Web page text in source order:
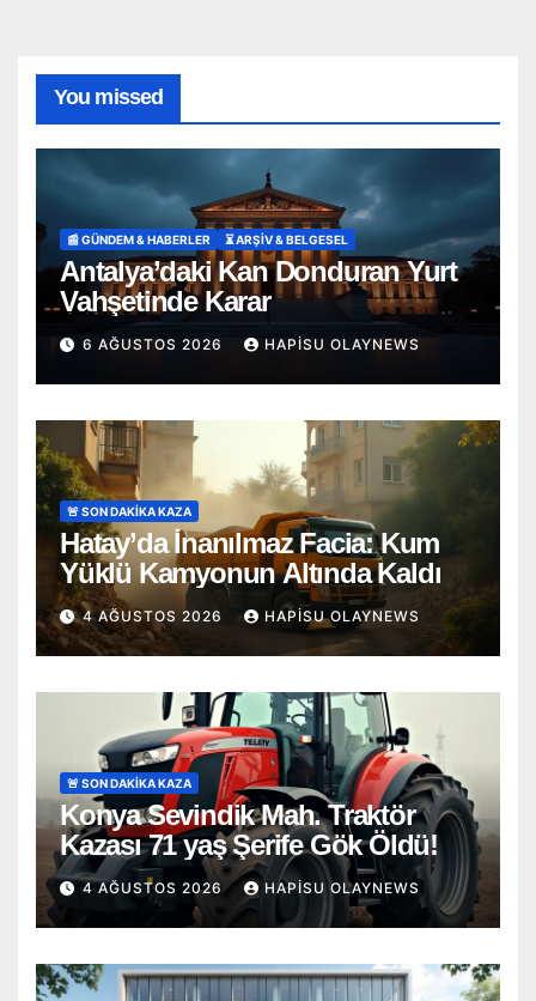
You missed
📰 GÜNDEM & HABERLER ⏳ ARŞİV & BELGESEL
Antalya’daki Kan Donduran Yurt
Vahşetinde Karar
6 AĞUSTOS 2026 HAPISU OLAYNEWS
🚨 SON DAKİKA KAZA
Hatay’da İnanılmaz Facia: Kum
Yüklü Kamyonun Altında Kaldı
4 AĞUSTOS 2026 HAPISU OLAYNEWS
🚨 SON DAKİKA KAZA
Konya Sevindik Mah. Traktör
Kazası 71 yaş Şerife Gök Öldü!
4 AĞUSTOS 2026 HAPISU OLAYNEWS